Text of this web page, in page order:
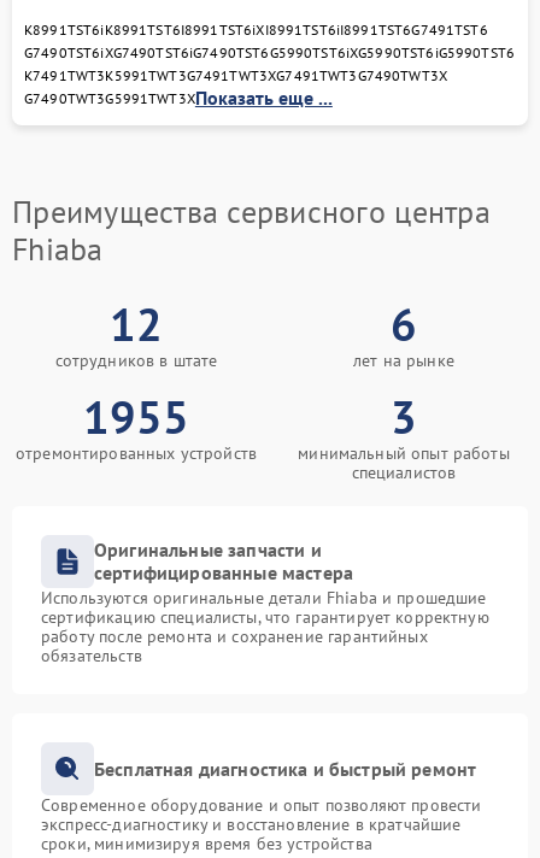
K8991TST6iK8991TST6I8991TST6iXI8991TST6iI8991TST6G7491TST6
G7490TST6iXG7490TST6iG7490TST6G5990TST6iXG5990TST6iG5990TST6
K7491TWT3K5991TWT3G7491TWT3XG7491TWT3G7490TWT3X
G7490TWT3G5991TWT3XПоказать еще ...
Преимущества сервисного центра
Fhiaba
12
сотрудников в штате
6
лет на рынке
1955
отремонтированных устройств
3
минимальный опыт работы
специалистов
Оригинальные запчасти и
сертифицированные мастера
Используются оригинальные детали Fhiaba и прошедшие
сертификацию специалисты, что гарантирует корректную
работу после ремонта и сохранение гарантийных
обязательств
Бесплатная диагностика и быстрый ремонт
Современное оборудование и опыт позволяют провести
экспресс-диагностику и восстановление в кратчайшие
сроки, минимизируя время без устройства